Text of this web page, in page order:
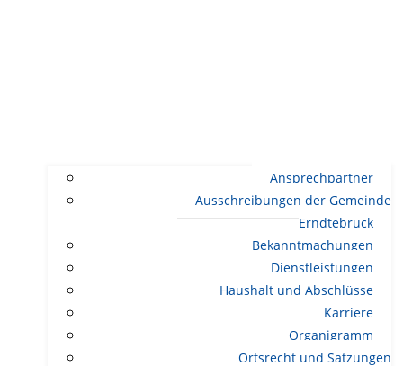
Ansprechpartner
Ausschreibungen der Gemeinde
Erndtebrück
Bekanntmachungen
Dienstleistungen
Haushalt und Abschlüsse
Karriere
Organigramm
Ortsrecht und Satzungen